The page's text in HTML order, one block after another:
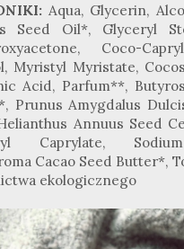
Aqua, Glycerin,
Seed Oil*, Glyceryl
Coco-
Myristyl Myristate,
Acid, Parfum**,
Prunus Amygdalus
Annuus Seed
Caprylate,
Cacao Seed Butter*,
ekologicznego